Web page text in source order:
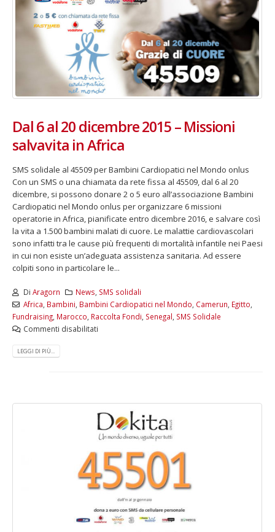
Dal 6 al 20 dicembre 2015 – Missioni
salvavita in Africa
SMS solidale al 45509 per Bambini Cardiopatici nel Mondo onlus
Con un SMS o una chiamata da rete fissa al 45509, dal 6 al 20
dicembre, si possono donare 2 o 5 euro all’associazione Bambini
Cardiopatici nel Mondo onlus per organizzare 6 missioni
operatorie in Africa, pianificate entro dicembre 2016, e salvare così
la vita a 1.500 bambini malati di cuore. Le malattie cardiovascolari
sono infatti tra le cause più frequenti di mortalità infantile nei Paesi
in cui non esiste un’adeguata assistenza sanitaria. Ad essere
colpiti sono in particolare le...
Di Aragorn News SMS solidali
Africa Bambini Bambini Cardiopatici nel Mondo Camerun Egitto
Fundraising Marocco Raccolta Fondi Senegal SMS Solidale
Commenti disabilitati
LEGGI DI PIÙ...